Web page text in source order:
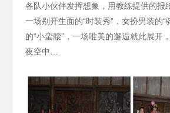
各队小伙伴发挥想象，用教练提供的报
一场别开生面的“时装秀”，女扮男装的“
的“小蛮腰”，一场唯美的邂逅就此展开
夜空中…